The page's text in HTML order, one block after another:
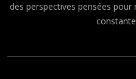
des perspectives pensées